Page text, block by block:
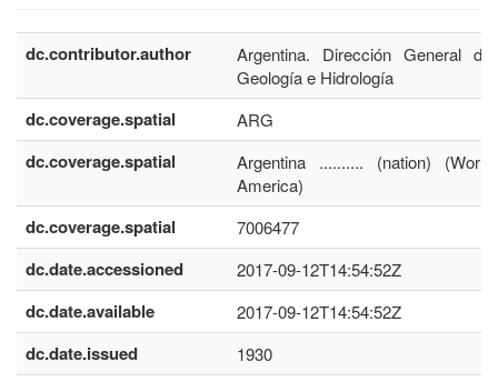
dc.contributor.author
Argentina. Dirección General
Geología e Hidrología
dc.coverage.spatial ARG
dc.coverage.spatial
Argentina .......... (nation)
America)
dc.coverage.spatial 7006477
dc.date.accessioned 2017-09-12T14:54:52Z
dc.date.available 2017-09-12T14:54:52Z
dc.date.issued 1930